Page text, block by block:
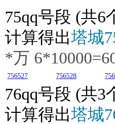
75qq号段 (共6
计算得出塔城
*万 6
756527 756528
76qq号段 (共3
计算得出塔城